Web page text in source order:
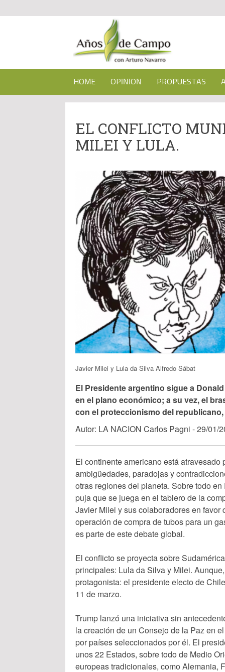
HOME OPINION PROPUESTAS
EL CONFLICTO
MILEI Y LULA.
Javier Milei y Lula da Silva Alfredo Sábat
El Presidente argentino sigue a
en el plano económico; a su vez, el
con el proteccionismo del
Autor: LA NACION Carlos Pagni - 29/01/
El continente americano está
ambigüedades, paradojas y
otras regiones del planeta. Sobre todo
puja que se juega en el tablero de la
Javier Milei y sus colaboradores en
operación de compra de tubos para un
es parte de este debate global.
El conflicto se proyecta sobre
principales: Lula da Silva y Milei.
protagonista: el presidente electo de
11 de marzo.
Trump lanzó una iniciativa sin
la creación de un Consejo de la Paz en
por países seleccionados por él. El
unos 22 Estados, sobre todo de Medio
europeas tradicionales, como Alemania,